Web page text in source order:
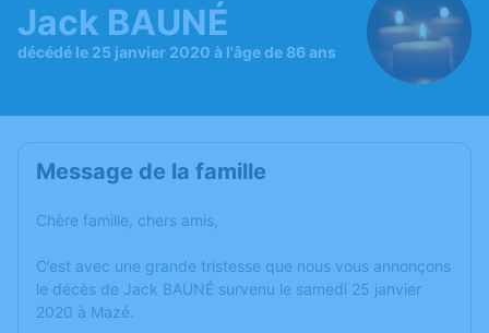
Jack BAUNÉ
décédé le 25 janvier 2020 à l'âge de 86 ans
Message de la famille
Chère famille, chers amis,
C’est avec une grande tristesse que nous vous annonçons
le décès de Jack BAUNÉ survenu le samedi 25 janvier
2020 à Mazé.